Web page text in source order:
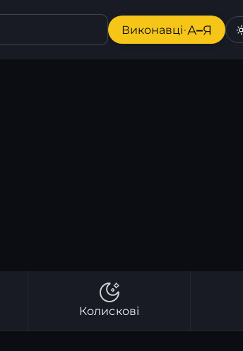
Виконавці·А–Я
Колискові